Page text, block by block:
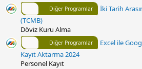
Diğer Programlar
İki Tarih
(TCMB)
Döviz Kuru Alma
Diğer Programlar
Excel ile
Kayit Aktarma 2024
Personel Kayıt